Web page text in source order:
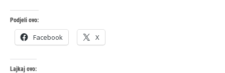
Podjeli ovo:
Facebook X
Lajkaj ovo: